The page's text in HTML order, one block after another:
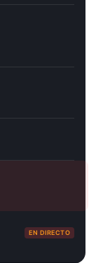
EN DIRECTO